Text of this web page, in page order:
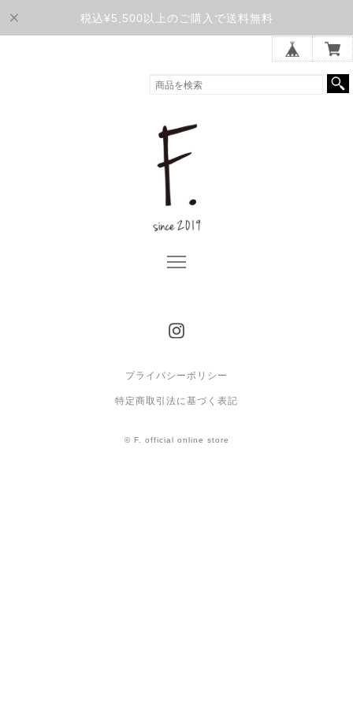
税込¥5,500以上のご購入で送料無料
プライバシーポリシー
特定商取引法に基づく表記
© F. official online store